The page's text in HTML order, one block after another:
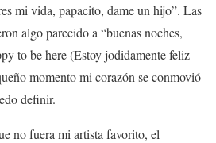
mi vida, papacito, dame un hijo”. Las
algo parecido a “buenas noches,
to be here (Estoy jodidamente feliz
momento mi corazón se conmovió
definir.
no fuera mi artista favorito, el